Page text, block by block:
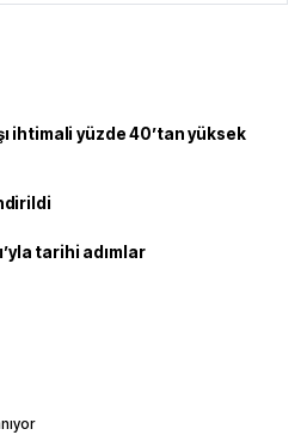
ihtimali yüzde 40’tan yüksek
tarihi adımlar